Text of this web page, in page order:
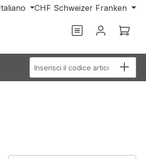
CHF Schweizer Franken
Hai 0 articoliIl
Inserisci il codice articolo